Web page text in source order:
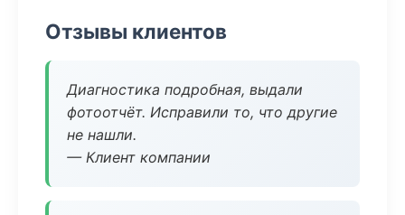
Отзывы клиентов
Диагностика подробная, выдали
фотоотчёт. Исправили то, что другие
не нашли.
— Клиент компании